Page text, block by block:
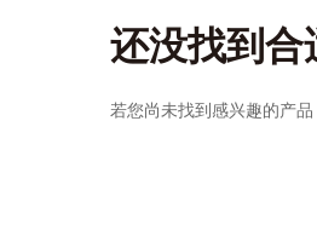
还没找到合
若您尚未找到感兴趣的产品